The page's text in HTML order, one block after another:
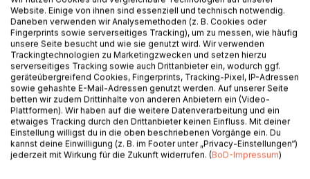
BESCHREIBUNG
The nine-year-old Leon wants to have a dog and asks his
mother many questions on this issue. During the
conversation he comes to know that keeping a dog comes
with many responsibilities. He understands that he is still
Website. Einige von ihnen sind essenziell und technisch notwendig.
Daneben verwenden wir Analysemethoden (z. B. Cookies oder
Fingerprints sowie serverseitiges Tracking), um zu messen, wie häufig
unsere Seite besucht und wie sie genutzt wird. Wir verwenden
Trackingtechnologien zu Marketingzwecken und setzen hierzu
serverseitiges Tracking sowie auch Drittanbieter ein, wodurch ggf.
geräteübergreifend Cookies, Fingerprints, Tracking-Pixel, IP-Adressen
sowie gehashte E-Mail-Adressen genutzt werden. Auf unserer Seite
betten wir zudem Drittinhalte von anderen Anbietern ein (Video-
Plattformen). Wir haben auf die weitere Datenverarbeitung und ein
etwaiges Tracking durch den Drittanbieter keinen Einfluss. Mit deiner
Einstellung willigst du in die oben beschriebenen Vorgänge ein. Du
kannst deine Einwilligung (z. B. im Footer unter „Privacy-Einstellungen“)
jederzeit mit Wirkung für die Zukunft widerrufen. (BoD-Impressum)